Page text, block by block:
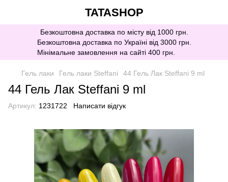
TATASHOP
Безкоштовна доставка по місту від 1000 грн.
Безкоштовна доставка по Україні від 3000 грн.
Мінімальне замовлення на сайті 400 грн.
Гель лаки Гель лаки Steffani 44 Гель Лак Steffani 9 ml
44 Гель Лак Steffani 9 ml
Артикул: 1231722 Написати відгук